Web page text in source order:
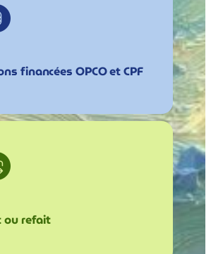
financées OPCO et CPF
refait